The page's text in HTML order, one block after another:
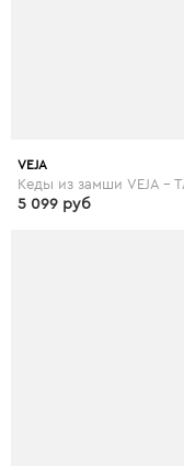
VEJA
5 099 руб